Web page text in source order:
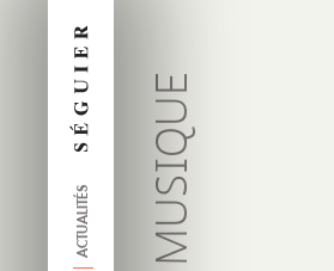
ACTUALITÉS MUSIQUE